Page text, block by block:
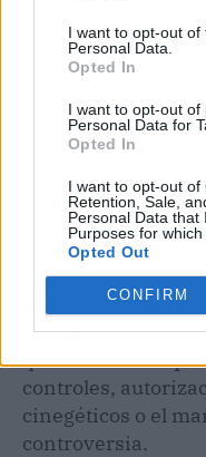
I want to opt-out of
Personal Data.
Opted In
I want to opt-out of
Personal Data for
Opted In
I want to opt-out of
Retention, Sale,
Personal Data that
Purposes for which
Opted Out
CONFIRM
"No se
León. No se
insiste en Castilla
que manifiesta
controles,
cinegéticos o el
controversia.